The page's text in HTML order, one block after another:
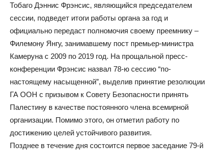
Тобаго Дэннис Фрэнсис, являющийся председателем
сессии, подведет итоги работы органа за год и
официально передаст полномочия своему преемнику –
Филемону Янгу, занимавшему пост премьер-министра
Камеруна с 2009 по 2019 год. На прощальной пресс-
конференции Фрэнсис назвал 78-ю сессию “по-
настоящему насыщенной”, выделив принятие резолюции
ГА ООН с призывом к Совету Безопасности принять
Палестину в качестве постоянного члена всемирной
организации. Помимо этого, он отметил работу по
достижению целей устойчивого развития.
Позднее в течение дня состоится первое заседание 79-й